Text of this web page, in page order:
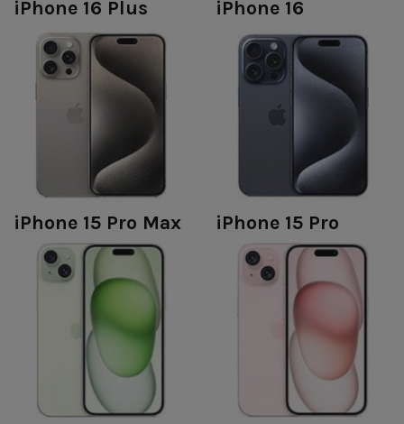
iPhone 16 Plus iPhone 16
iPhone 15 Pro Max iPhone 15 Pro